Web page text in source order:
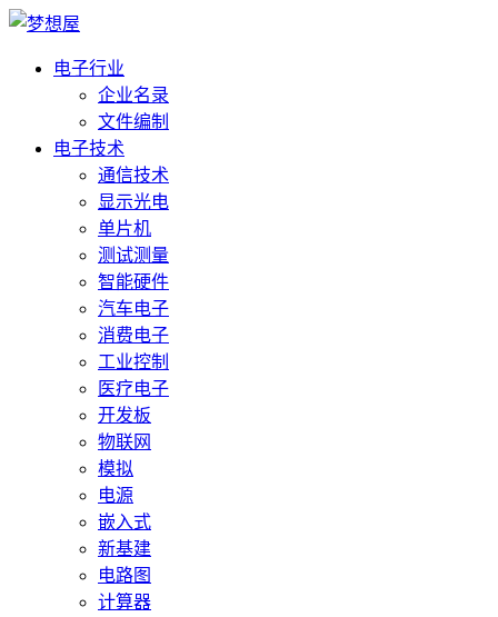
电子行业
企业名录
文件编制
电子技术
通信技术
显示光电
单片机
测试测量
智能硬件
汽车电子
消费电子
工业控制
医疗电子
开发板
物联网
模拟
电源
嵌入式
新基建
电路图
计算器